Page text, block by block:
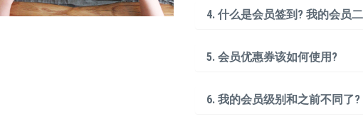
4. 什么是会员签到? 我的会员
5. 会员优惠券该如何使用?
6. 我的会员级别和之前不同了